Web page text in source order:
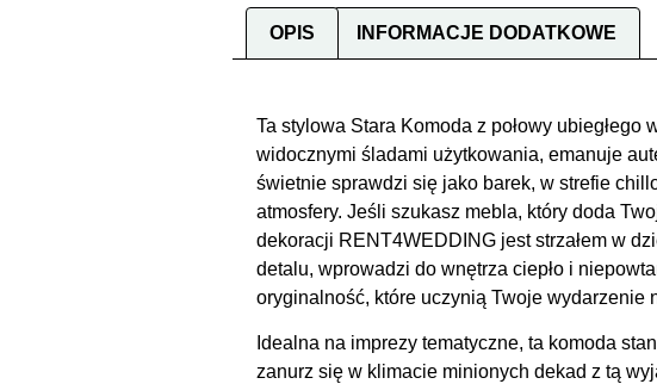
OPIS INFORMACJE DODATKOWE
Ta stylowa Stara Komoda z połowy ubiegłego
widocznymi śladami użytkowania, emanuje
świetnie sprawdzi się jako barek, w strefie
atmosfery. Jeśli szukasz mebla, który doda
dekoracji RENT4WEDDING jest strzałem w
detalu, wprowadzi do wnętrza ciepło i
oryginalność, które uczynią Twoje wydarzenie
Idealna na imprezy tematyczne, ta komoda
zanurz się w klimacie minionych dekad z tą